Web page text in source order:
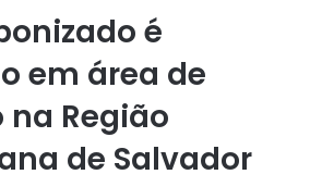
é
em área de
Região
de Salvador